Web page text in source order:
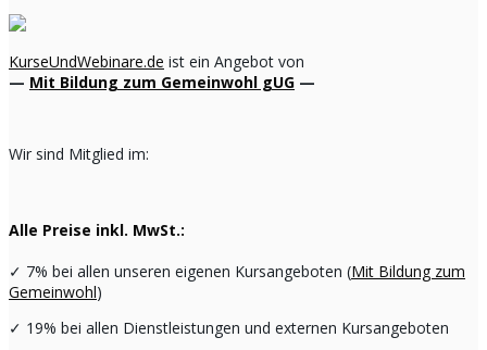
KurseUndWebinare.de ist ein Angebot von
— Mit Bildung zum Gemeinwohl gUG —
Wir sind Mitglied im:
Alle Preise inkl. MwSt.:
✓ 7% bei allen unseren eigenen Kursangeboten (Mit Bildung zum
Gemeinwohl)
✓ 19% bei allen Dienstleistungen und externen Kursangeboten